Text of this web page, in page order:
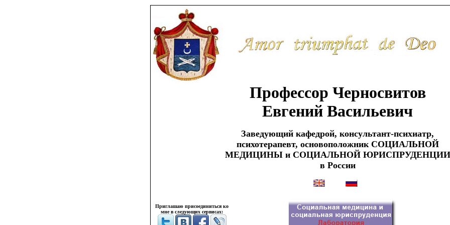
Профессор Черносвитов
Евгений Васильевич
Заведующий кафедрой, консультант-психиатр,
психотерапевт, основоположник СОЦИАЛЬНОЙ
МЕДИЦИНЫ и СОЦИАЛЬНОЙ ЮРИСПРУДЕНЦИИ
в России
Приглашаю присоединиться ко
мне в следующих сервисах: